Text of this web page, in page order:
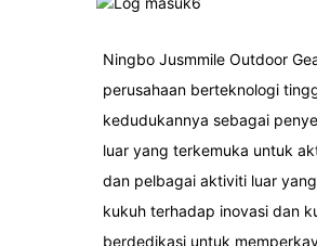
Ningbo Jusmmile Outdoor
perusahaan berteknologi
kedudukannya sebagai
luar yang terkemuka untuk
dan pelbagai aktiviti luar
kukuh terhadap inovasi dan
berdedikasi untuk